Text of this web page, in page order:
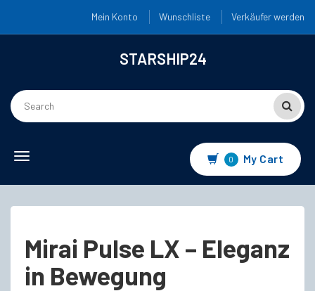
Mein Konto Wunschliste Verkäufer werden
STARSHIP24
Toggle
0 My Cart
Mirai Pulse LX – Eleganz
in Bewegung